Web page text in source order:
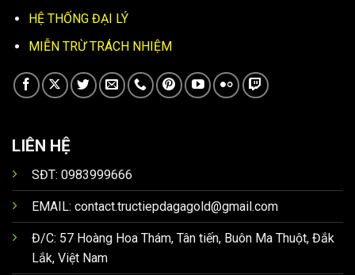
HỆ THỐNG ĐẠI LÝ
MIỄN TRỪ TRÁCH NHIỆM
LIÊN HỆ
SĐT: 0983999666
EMAIL: contact.tructiepdagagold@gmail.com
Đ/C: 57 Hoàng Hoa Thám, Tân tiến, Buôn Ma Thuột, Đắk
Lắk, Việt Nam